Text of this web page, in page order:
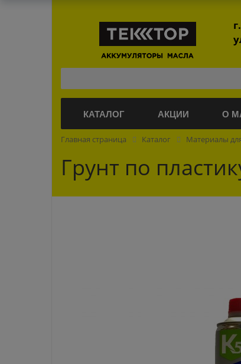
КАТАЛОГ АКЦИИ О
Главная страница Каталог Материалы
Грунт по